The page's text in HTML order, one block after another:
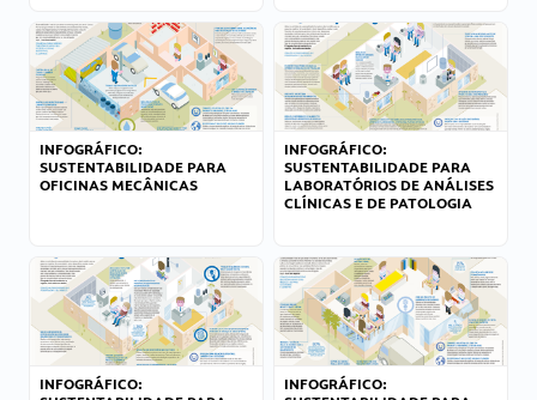
INFOGRÁFICO:
SUSTENTABILIDADE PARA
OFICINAS MECÂNICAS
INFOGRÁFICO:
SUSTENTABILIDADE PARA
LABORATÓRIOS DE ANÁLISES
CLÍNICAS E DE PATOLOGIA
INFOGRÁFICO:
INFOGRÁFICO: